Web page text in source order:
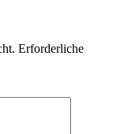
Erforderliche